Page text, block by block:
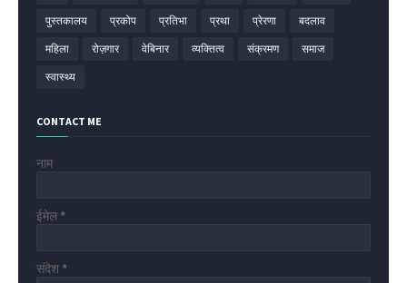
पुस्तकालय प्रकोप प्रतिभा प्रथा प्रेरणा बदलाव
महिला रोज़गार वेबिनार व्यक्तित्व संक्रमण समाज
स्वास्थ्य
CONTACT ME
नाम
ईमेल *
संदेश *